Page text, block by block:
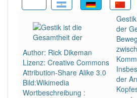
DER:5Ausnahmen
Beispiele
DAS: 5Ausnahmen Beispiele
PowerIndex:3
Author: Rick Dikeman
Lizenz: Creative Commons
Attribution-Share Alike 3.0
Bild:Wikimedia
Wortbeschreibung :
der
der